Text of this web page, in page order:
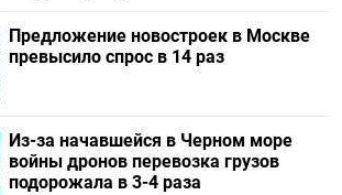
Предложение новостроек в Москве
превысило спрос в 14 раз
Из-за начавшейся в Черном море
войны дронов перевозка грузов
подорожала в 3-4 раза